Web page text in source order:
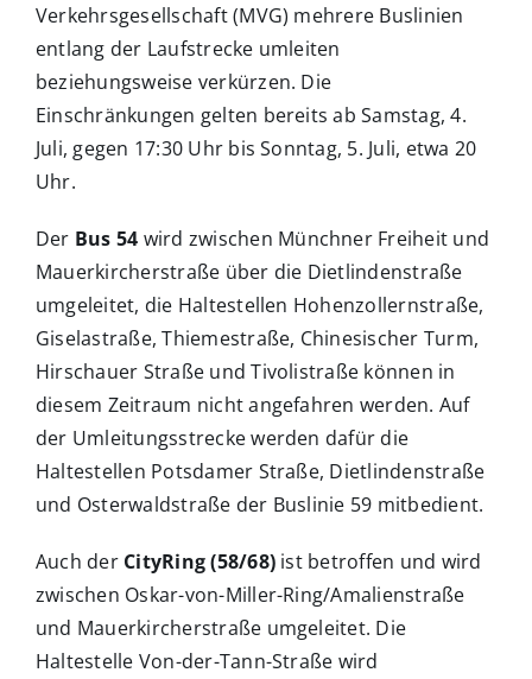
Verkehrsgesellschaft (MVG) mehrere Buslinien
entlang der Laufstrecke umleiten
beziehungsweise verkürzen. Die
Einschränkungen gelten bereits ab Samstag, 4.
Juli, gegen 17:30 Uhr bis Sonntag, 5. Juli, etwa 20
Uhr.
Der Bus 54 wird zwischen Münchner Freiheit und
Mauerkircherstraße über die Dietlindenstraße
umgeleitet, die Haltestellen Hohenzollernstraße,
Giselastraße, Thiemestraße, Chinesischer Turm,
Hirschauer Straße und Tivolistraße können in
diesem Zeitraum nicht angefahren werden. Auf
der Umleitungsstrecke werden dafür die
Haltestellen Potsdamer Straße, Dietlindenstraße
und Osterwaldstraße der Buslinie 59 mitbedient.
Auch der CityRing (58/68) ist betroffen und wird
zwischen Oskar-von-Miller-Ring/Amalienstraße
und Mauerkircherstraße umgeleitet. Die
Haltestelle Von-der-Tann-Straße wird